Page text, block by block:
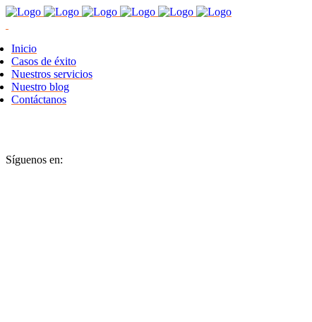
Inicio
Casos de éxito
Nuestros servicios
Nuestro blog
Contáctanos
Síguenos en: